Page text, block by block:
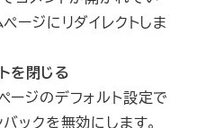
ージにリダイレクトしま
を閉じる
ージのデフォルト設定で
ックを無効にします。